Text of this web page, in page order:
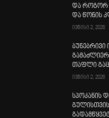
და როგორ
და წონის
ივნისი 2, 2026
ბუნებრივი
თაფლი
ივნისი 2, 2026
სპოკანის